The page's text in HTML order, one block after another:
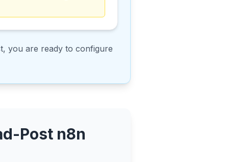
you are ready to configure
Post n8n